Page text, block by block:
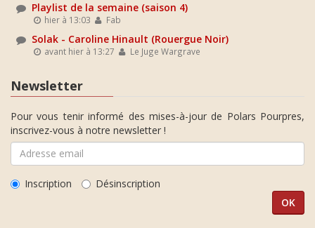
Playlist de la semaine (saison 4)
hier à 13:03 Fab
Solak - Caroline Hinault (Rouergue Noir)
avant hier à 13:27 Le Juge Wargrave
Newsletter
Pour vous tenir informé des mises-à-jour de Polars Pourpres,
inscrivez-vous à notre newsletter !
Inscription Désinscription